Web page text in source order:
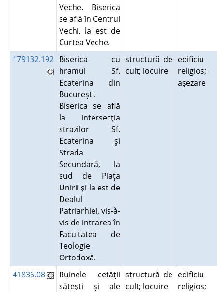
Veche. Biserica
se află în Centrul
Vechi, la est de
Curtea Veche.
179132.192 Biserica cu
hramul Sf.
Ecaterina din
Bucureşti.
Biserica se află
la intersecţia
strazilor Sf.
Ecaterina şi
Strada
Secundară, la
sud de Piaţa
Unirii şi la est de
Dealul
Patriarhiei, vis-à-
vis de intrarea în
Facultatea de
Teologie
Ortodoxă.
structură de
cult; locuire
edificiu
religios;
aşezare
41836.08
Ruinele cetăţii
săteşti şi ale
structură de
cult; locuire
edificiu
religios;